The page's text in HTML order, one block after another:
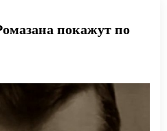
покажут по